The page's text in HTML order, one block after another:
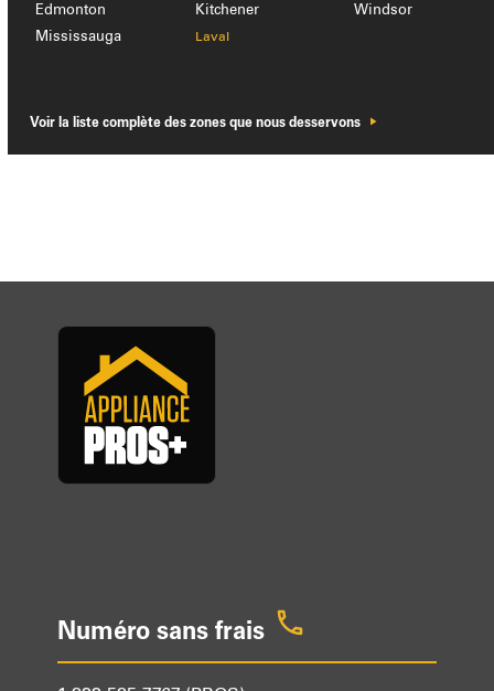
Edmonton
Mississauga
Kitchener
Laval
Windsor
Voir la liste complète des zones que nous desservons
Numéro sans frais